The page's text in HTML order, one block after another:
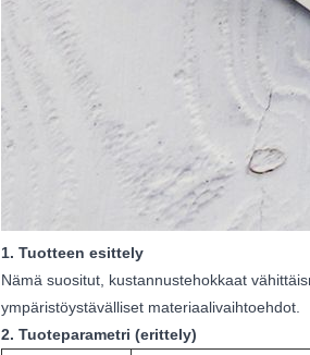
1. Tuotteen esittely
Nämä suositut, kustannustehokkaat
ympäristöystävälliset materiaalivaihtoehdot.
2. Tuoteparametri (erittely)